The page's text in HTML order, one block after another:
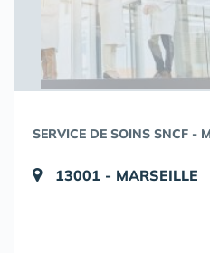
SERVICE DE SOINS SNCF -
13001 - MARSEILLE